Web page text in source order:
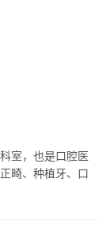
室，也是口腔医
畸、种植牙、口